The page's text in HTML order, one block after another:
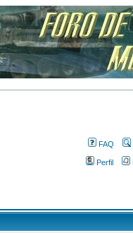
FAQ
Perfil